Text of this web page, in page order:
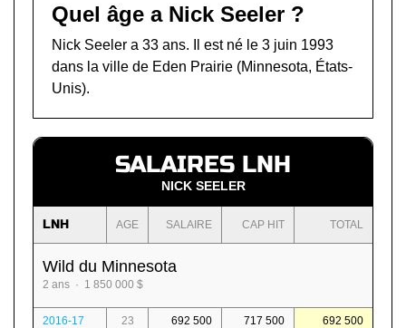
Quel âge a Nick Seeler ?
Nick Seeler a 33 ans. Il est né le 3 juin 1993
dans la ville de Eden Prairie (Minnesota, États-
Unis).
SALAIRES LNH
NICK SEELER
LNH AGE SALAIRE CAP HIT TOTAL
Wild du Minnesota
2 ans · 1 850 000 $
2016-17 23 692 500 717 500 692 500